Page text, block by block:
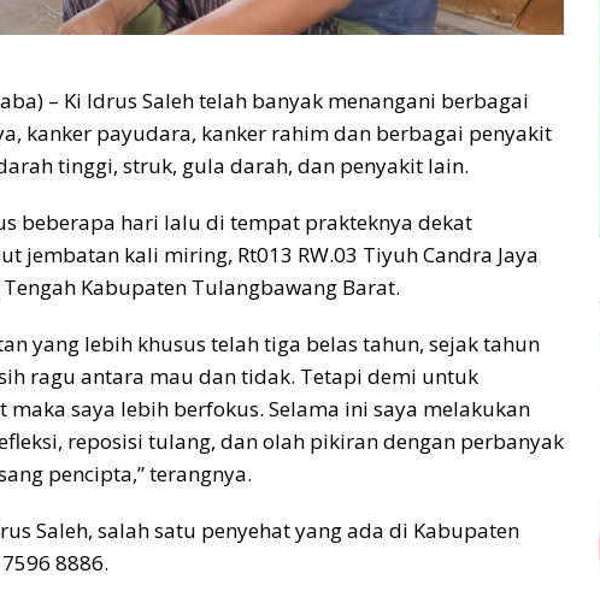
– Ki Idrus Saleh telah banyak menangani berbagai
kanker payudara, kanker rahim dan berbagai penyakit
tinggi, struk, gula darah, dan penyakit lain.
beberapa hari lalu di tempat prakteknya dekat
jembatan kali miring, Rt013 RW.03 Tiyuh Candra Jaya
Kabupaten Tulangbawang Barat.
yang lebih khusus telah tiga belas tahun, sejak tahun
ragu antara mau dan tidak. Tetapi demi untuk
saya lebih berfokus. Selama ini saya melakukan
reposisi tulang, dan olah pikiran dengan perbanyak
pencipta,” terangnya.
Saleh, salah satu penyehat yang ada di Kabupaten
8886.